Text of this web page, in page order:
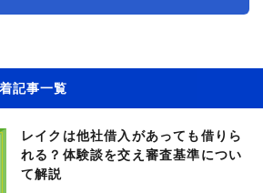
記事一覧
レイクは他社借入があっても借りら
れる？体験談を交え審査基準につい
て解説